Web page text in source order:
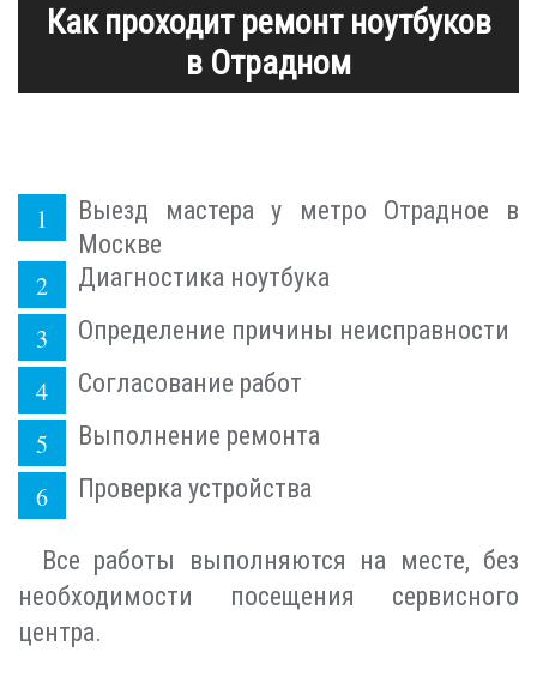
Как проходит ремонт ноутбуков
в Отрадном
Выезд мастера у метро Отрадное в
Москве
Диагностика ноутбука
Определение причины неисправности
Согласование работ
Выполнение ремонта
Проверка устройства
Все работы выполняются на месте, без
необходимости посещения сервисного
центра.